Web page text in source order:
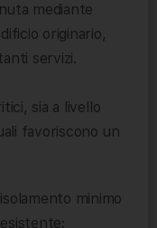
mediante
originario,
servizi.
sia a livello
favoriscono un
minimo